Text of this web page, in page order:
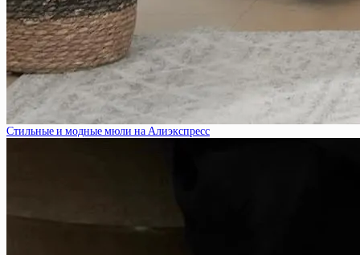
Стильные и модные мюли на Алиэкспресс